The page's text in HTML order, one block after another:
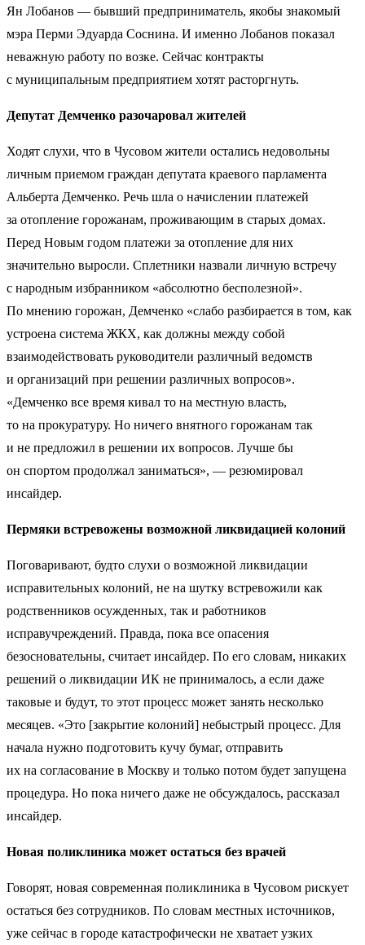
Ян Лобанов — бывший предприниматель, якобы знакомый
мэра Перми Эдуарда Соснина. И именно Лобанов показал
неважную работу по возке. Сейчас контракты
с муниципальным предприятием хотят расторгнуть.
Депутат Демченко разочаровал жителей
Ходят слухи, что в Чусовом жители остались недовольны
личным приемом граждан депутата краевого парламента
Альберта Демченко. Речь шла о начислении платежей
за отопление горожанам, проживающим в старых домах.
Перед Новым годом платежи за отопление для них
значительно выросли. Сплетники назвали личную встречу
с народным избранником «абсолютно бесполезной».
По мнению горожан, Демченко «слабо разбирается в том, как
устроена система ЖКХ, как должны между собой
взаимодействовать руководители различный ведомств
и организаций при решении различных вопросов».
«Демченко все время кивал то на местную власть,
то на прокуратуру. Но ничего внятного горожанам так
и не предложил в решении их вопросов. Лучше бы
он спортом продолжал заниматься», — резюмировал
инсайдер.
Пермяки встревожены возможной ликвидацией колоний
Поговаривают, будто слухи о возможной ликвидации
исправительных колоний, не на шутку встревожили как
родственников осужденных, так и работников
исправучреждений. Правда, пока все опасения
безосновательны, считает инсайдер. По его словам, никаких
решений о ликвидации ИК не принималось, а если даже
таковые и будут, то этот процесс может занять несколько
месяцев. «Это [закрытие колоний] небыстрый процесс. Для
начала нужно подготовить кучу бумаг, отправить
их на согласование в Москву и только потом будет запущена
процедура. Но пока ничего даже не обсуждалось, рассказал
инсайдер.
Новая поликлиника может остаться без врачей
Говорят, новая современная поликлиника в Чусовом рискует
остаться без сотрудников. По словам местных источников,
уже сейчас в городе катастрофически не хватает узких